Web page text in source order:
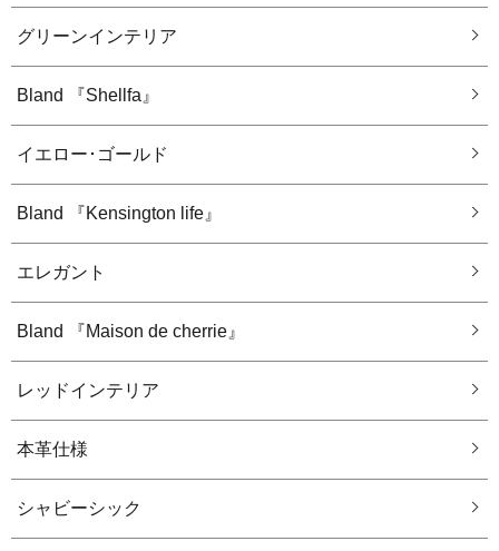
グリーンインテリア
Bland 『Shellfa』
イエロー･ゴールド
Bland 『Kensington life』
エレガント
Bland 『Maison de cherrie』
レッドインテリア
本革仕様
シャビーシック